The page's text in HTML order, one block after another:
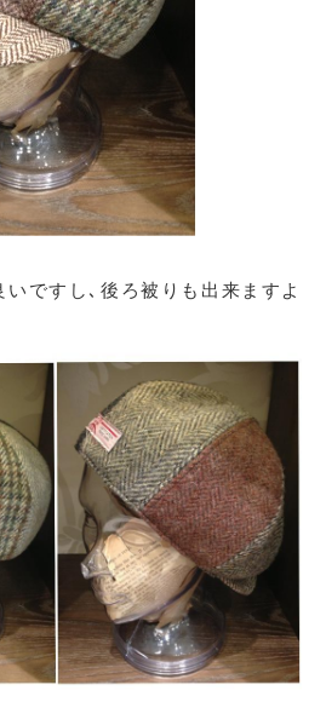
ですし､後ろ被りも出来ますよ